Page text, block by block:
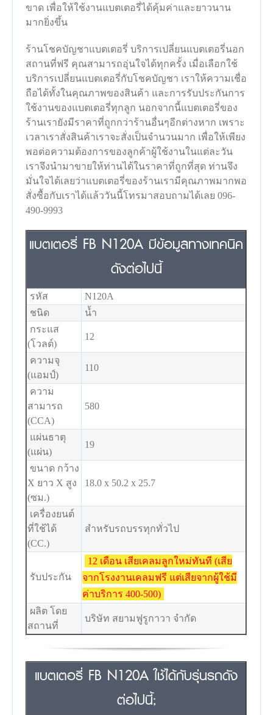
ขาด เพื่อให้ใช้งานแบตเตอรี่ได้คุ้มค่าและยาวนาน
มากยิ่งขึ้น
ร้านโชคบัญชาแบตเตอรี่ บริการเปลี่ยนแบตเตอรี่นอก
สถานที่ฟรี คุณสามารถอุ่นใจได้ทุกครั้ง เมื่อเลือกใช้
บริการเปลี่ยนแบตเตอรี่กับโชคบัญชา เราให้ความเชื่อ
ถือได้ทั้งในคุณภาพของสินค้า และการรับประกันการ
ใช้งานของแบตเตอรี่ทุกลูก นอกจากนี้แบตเตอรี่ของ
ร้านเรายังมีราคาที่ถูกกว่าร้านอื่นๆอีกต่างหาก เพราะ
เวลาเราสั่งสินค้าเราจะสั่งเป็นจำนวนมาก เพื่อให้เพียง
พอต่อความต้องการของลูกค้าผู้ใช้งานในแต่ละวัน
เราจึงนำมาขายให้ท่านได้ในราคาที่ถูกที่สุด ท่านจึง
มั่นใจได้เลยว่าแบตเตอรี่ของร้านเรามีคุณภาพมากพอ
สั่งซื้อกับเราได้แล้ววันนี้โทรมาสอบถามได้เลย 096-
490-9993
แบตเตอรี่ FB N120A มีข้อมูลทางเทคนิค
ดังต่อไปนี้
รหัส
N120A
ชนิด
น้ำ
กระแส
(โวลต์)
12
ความจุ
(แอมป์)
110
ความ
สามารถ
(CCA)
580
แผ่นธาตุ
(แผ่น)
19
ขนาด กว้าง
X ยาว X สูง
(ซม.)
18.0 x 50.2 x 25.7
เครื่องยนต์
ที่ใช้ได้
(CC.)
สำหรับรถบรรทุกทั่วไป
รับประกัน
12 เดือน เสียเคลมลูกใหม่ทันที (เสีย
จากโรงงานเคลมฟรี แต่เสียจากผู้ใช้มี
ค่าบริการ 400-500)
ผลิต โดย
สถานที่
บริษัท สยามฟูรูกาวา จำกัด
แบตเตอรี่ FB N120A ใช้ได้กับรุ่นรถดัง
ต่อไปนี้;